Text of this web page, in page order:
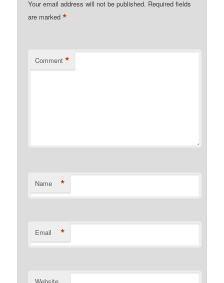
Your email address will not be published. Required fields
are marked*
Comment *
Name *
Email *